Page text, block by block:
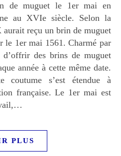
de muguet le 1er mai en
au XVIe siècle. Selon la
reçu un brin de muguet
le 1er mai 1561. Charmé par
des brins de muguet
année à cette même date.
s’est étendue à
française. Le 1er mai est
PLUS